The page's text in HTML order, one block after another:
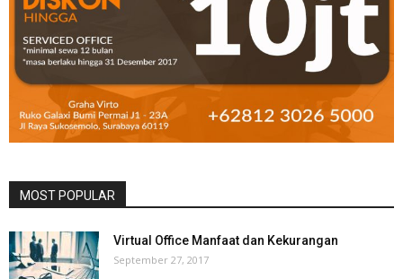
MOST POPULAR
Virtual Office Manfaat dan Kekurangan
September 27, 2017